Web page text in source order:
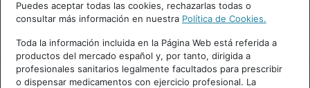
Cancelar
Puedes aceptar todas las cookies, rechazarlas todas o
consultar más información en nuestra Política de Cookies.
Toda la información incluida en la Página Web está referida a
productos del mercado español y, por tanto, dirigida a
profesionales sanitarios legalmente facultados para prescribir
o dispensar medicamentos con ejercicio profesional. La